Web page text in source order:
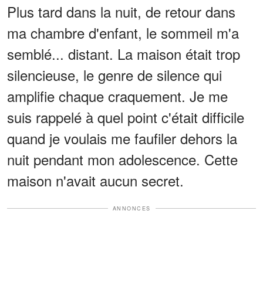
Plus tard dans la nuit, de retour dans
ma chambre d'enfant, le sommeil m'a
semblé... distant. La maison était trop
silencieuse, le genre de silence qui
amplifie chaque craquement. Je me
suis rappelé à quel point c'était difficile
quand je voulais me faufiler dehors la
nuit pendant mon adolescence. Cette
maison n'avait aucun secret.
ANNONCES